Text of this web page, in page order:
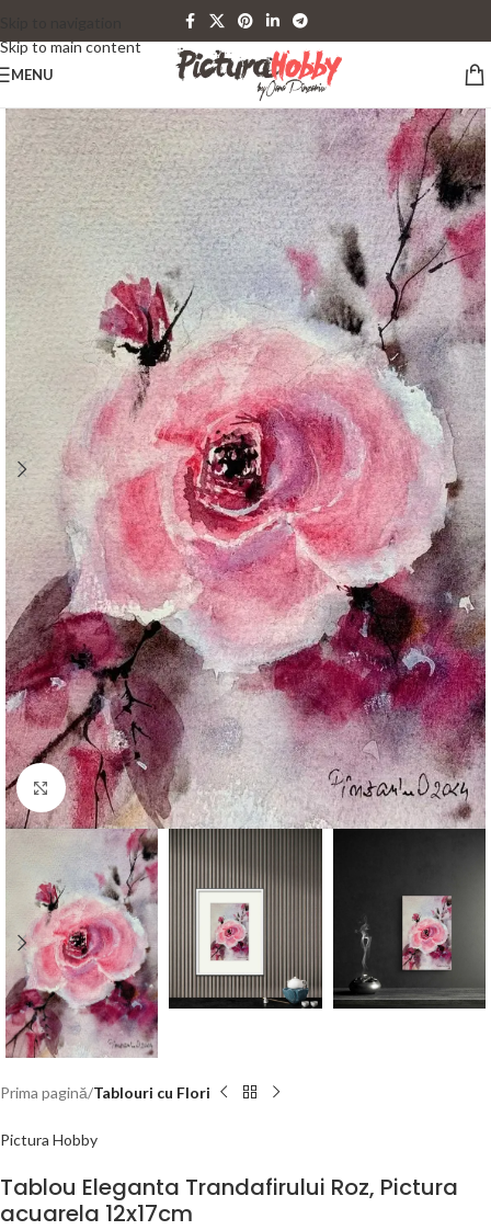
Skip to main content
MENU
Click to enlarge
Prima pagină Tablouri cu Flori
Pictura Hobby
Tablou Eleganta Trandafirului Roz, Pictura
acuarela 12x17cm